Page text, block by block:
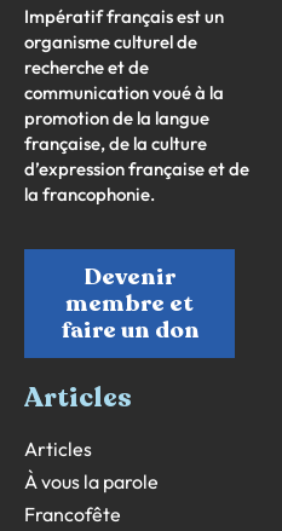
Impératif français est un
organisme culturel de
recherche et de
communication voué à la
promotion de la langue
française, de la culture
d’expression française et de
la francophonie.
Devenir
membre et
faire un don
Articles
Articles
À vous la parole
Francofête